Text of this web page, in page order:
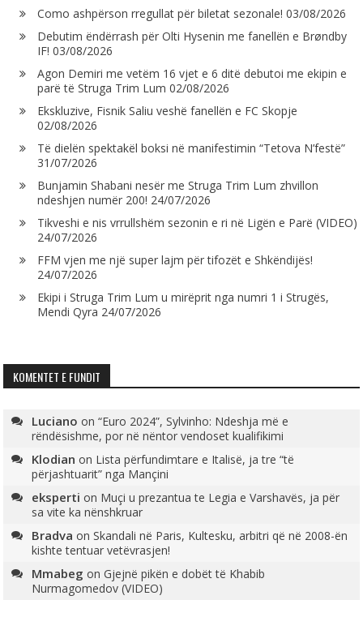
Como ashpërson rregullat për biletat sezonale! 03/08/2026
Debutim ëndërrash për Olti Hysenin me fanellën e Brøndby
IF! 03/08/2026
Agon Demiri me vetëm 16 vjet e 6 ditë debutoi me ekipin e
parë të Struga Trim Lum 02/08/2026
Ekskluzive, Fisnik Saliu veshë fanellën e FC Skopje
02/08/2026
Të dielën spektakël boksi në manifestimin “Tetova N’festë”
31/07/2026
Bunjamin Shabani nesër me Struga Trim Lum zhvillon
ndeshjen numër 200! 24/07/2026
Tikveshi e nis vrrullshëm sezonin e ri në Ligën e Parë (VIDEO)
24/07/2026
FFM vjen me një super lajm për tifozët e Shkëndijës!
24/07/2026
Ekipi i Struga Trim Lum u mirëprit nga numri 1 i Strugës,
Mendi Qyra 24/07/2026
KOMENTET E FUNDIT
Luciano on“Euro 2024”, Sylvinho: Ndeshja më e
rëndësishme, por në nëntor vendoset kualifikimi
Klodian on Lista përfundimtare e Italisë, ja tre “të
përjashtuarit” nga Mançini
eksperti on Muçi u prezantua te Legia e Varshavës, ja për
sa vite ka nënshkruar
Bradva onSkandali në Paris, Kultesku, arbitri që në 2008-ën
kishte tentuar vetëvrasjen!
Mmabeg onGjejnë pikën e dobët të Khabib
Nurmagomedov (VIDEO)